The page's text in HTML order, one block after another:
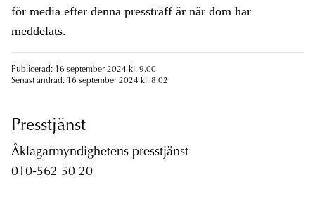
för media efter denna pressträff är när dom har
meddelats.
Publicerad: 16 september 2024 kl. 9.00
Senast ändrad: 16 september 2024 kl. 8.02
Presstjänst
Åklagarmyndighetens presstjänst
010-562 50 20